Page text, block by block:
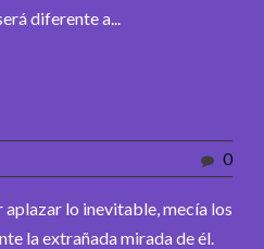
diferente a...
0
aplazar lo inevitable, mecía los
la extrañada mirada de él.